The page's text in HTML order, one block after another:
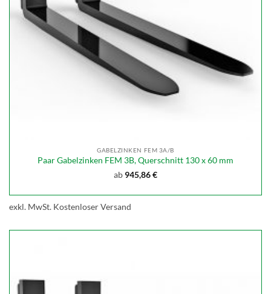
GABELZINKEN FEM 3A/B
Paar Gabelzinken FEM 3B, Querschnitt 130 x 60 mm
ab 945,86€
exkl. MwSt. Kostenloser Versand